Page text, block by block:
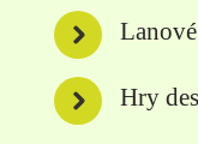
Hry